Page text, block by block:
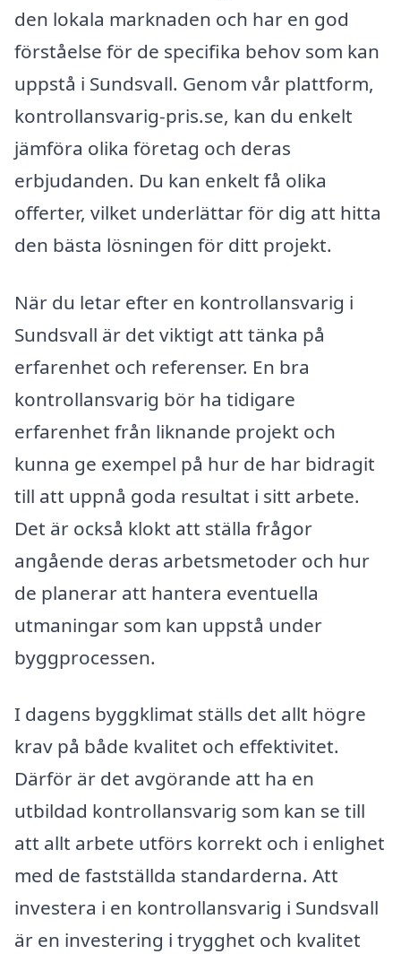
den lokala marknaden och har en god
förståelse för de specifika behov som kan
uppstå i Sundsvall. Genom vår plattform,
kontrollansvarig-pris.se, kan du enkelt
jämföra olika företag och deras
erbjudanden. Du kan enkelt få olika
offerter, vilket underlättar för dig att hitta
den bästa lösningen för ditt projekt.
När du letar efter en kontrollansvarig i
Sundsvall är det viktigt att tänka på
erfarenhet och referenser. En bra
kontrollansvarig bör ha tidigare
erfarenhet från liknande projekt och
kunna ge exempel på hur de har bidragit
till att uppnå goda resultat i sitt arbete.
Det är också klokt att ställa frågor
angående deras arbetsmetoder och hur
de planerar att hantera eventuella
utmaningar som kan uppstå under
byggprocessen.
I dagens byggklimat ställs det allt högre
krav på både kvalitet och effektivitet.
Därför är det avgörande att ha en
utbildad kontrollansvarig som kan se till
att allt arbete utförs korrekt och i enlighet
med de fastställda standarderna. Att
investera i en kontrollansvarig i Sundsvall
är en investering i trygghet och kvalitet